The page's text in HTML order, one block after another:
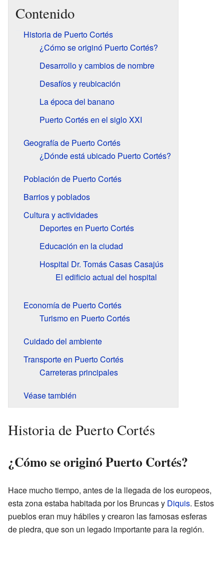
Contenido
Historia de Puerto Cortés
¿Cómo se originó Puerto Cortés?
Desarrollo y cambios de nombre
Desafíos y reubicación
La época del banano
Puerto Cortés en el siglo XXI
Geografía de Puerto Cortés
¿Dónde está ubicado Puerto Cortés?
Población de Puerto Cortés
Barrios y poblados
Cultura y actividades
Deportes en Puerto Cortés
Educación en la ciudad
Hospital Dr. Tomás Casas Casajús
El edificio actual del hospital
Economía de Puerto Cortés
Turismo en Puerto Cortés
Cuidado del ambiente
Transporte en Puerto Cortés
Carreteras principales
Véase también
Historia de Puerto Cortés
¿Cómo se originó Puerto Cortés?
Hace mucho tiempo, antes de la llegada de los europeos,
esta zona estaba habitada por los Bruncas y Diquis. Estos
pueblos eran muy hábiles y crearon las famosas esferas
de piedra, que son un legado importante para la región.